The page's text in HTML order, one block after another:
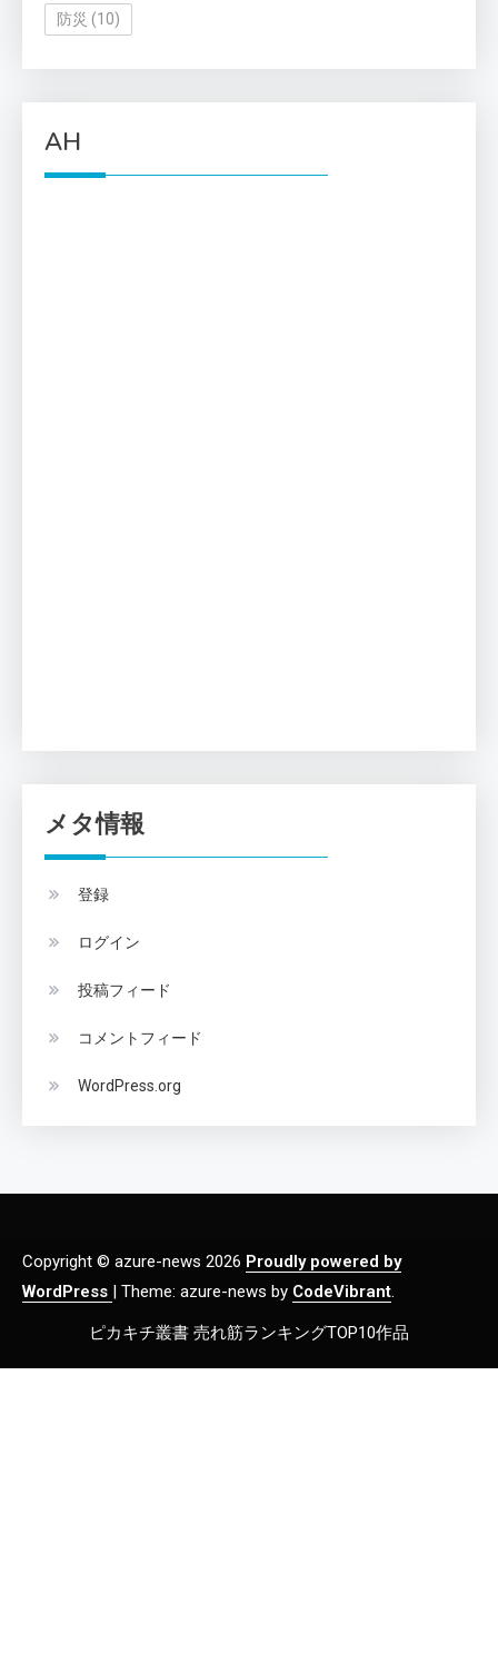
防災 (10)
AH
メタ情報
登録
ログイン
投稿フィード
コメントフィード
WordPress.org
Copyright © azure-news 2026 Proudly powered by
WordPress | Theme: azure-news by CodeVibrant.
ピカキチ叢書 売れ筋ランキングTOP10作品